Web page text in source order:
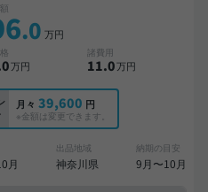
.0 万円
万円
諸費用
11.0万円
月々 39,600 円
※金額は変更できます。
月
出品地域
神奈川県
納期の目安
9月〜10月